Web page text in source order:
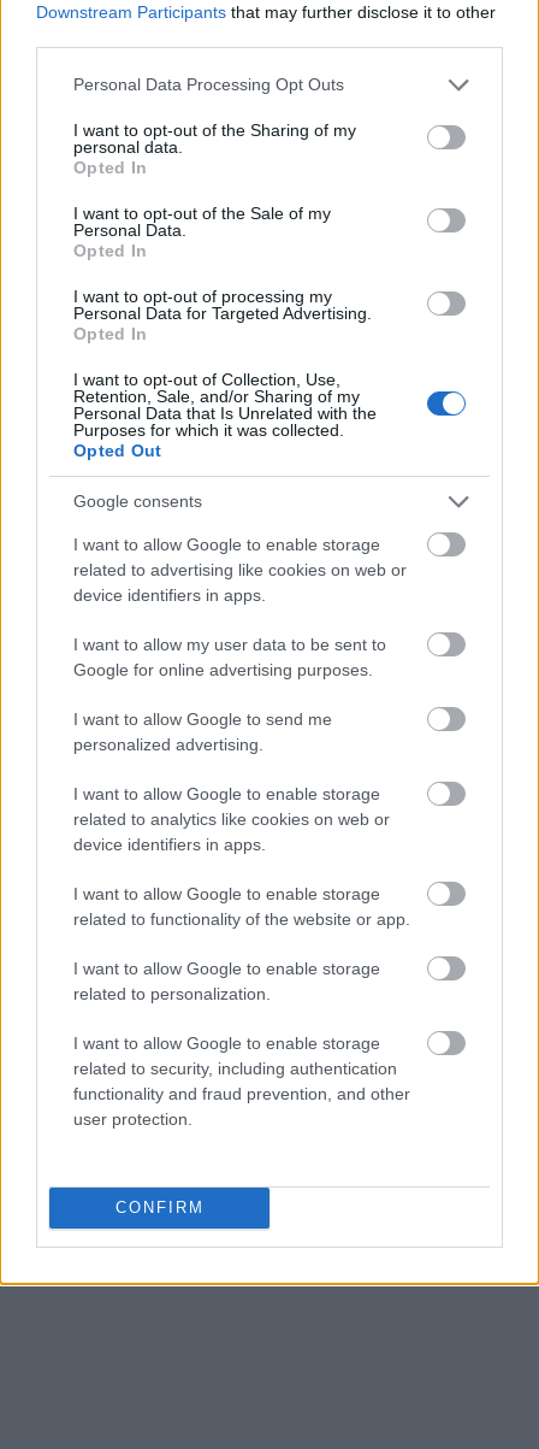
Downstream Participants that may further disclose it to other
Please note that this website/app uses one or more Google
not limited to your visit or usage behaviour. You may click to
grant or deny consent to Google and its third-party tags to
use your data for below specified purposes in below Google
consent section.
Personal Data Processing Opt Outs
I want to opt-out of the Sharing of my
personal data.
Opted In
I want to opt-out of the Sale of my
Personal Data.
Opted In
I want to opt-out of processing my
Personal Data for Targeted Advertising.
Opted In
I want to opt-out of Collection, Use,
Retention, Sale, and/or Sharing of my
Personal Data that Is Unrelated with the
Purposes for which it was collected.
Opted Out
Google consents
I want to allow Google to enable storage
related to advertising like cookies on web or
device identifiers in apps.
I want to allow my user data to be sent to
Google for online advertising purposes.
I want to allow Google to send me
personalized advertising.
I want to allow Google to enable storage
related to analytics like cookies on web or
device identifiers in apps.
I want to allow Google to enable storage
related to functionality of the website or app.
I want to allow Google to enable storage
related to personalization.
I want to allow Google to enable storage
related to security, including authentication
functionality and fraud prevention, and other
user protection.
CONFIRM